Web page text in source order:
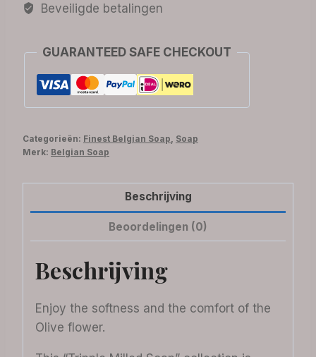
Beveiligde betalingen
GUARANTEED SAFE CHECKOUT
Categorieën: Finest Belgian Soap Soap
Merk: Belgian Soap
Beschrijving
Beoordelingen (0)
Beschrijving
Enjoy the softness and the comfort of the
Olive flower.